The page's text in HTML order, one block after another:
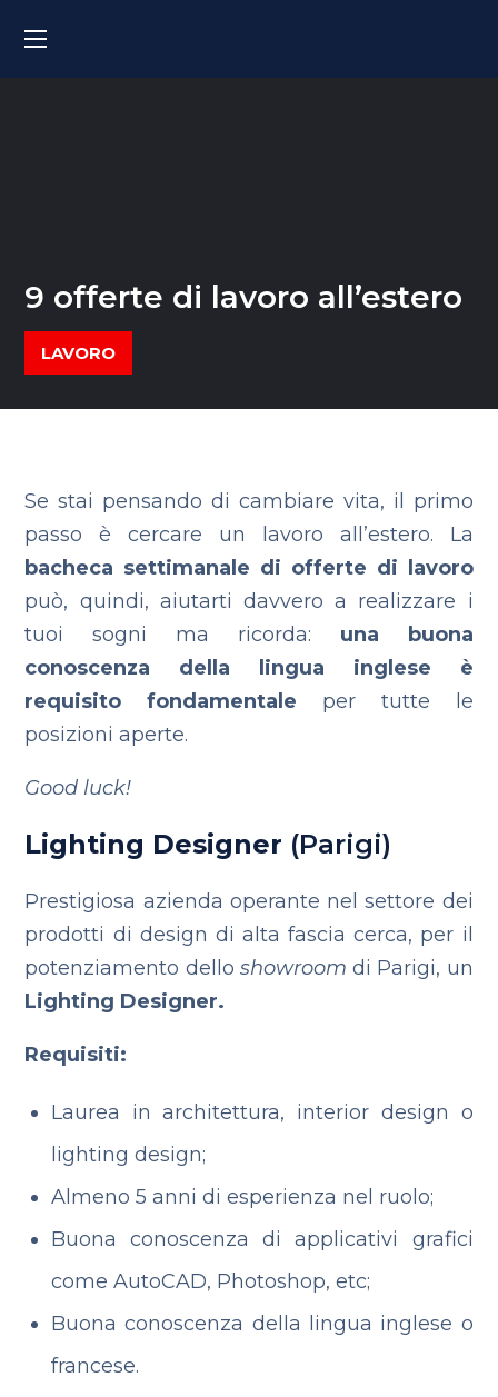
9 offerte di lavoro all’estero
LAVORO
Se stai pensando di cambiare vita, il primo
passo è cercare un lavoro all’estero. La
bacheca settimanale di offerte di lavoro
può, quindi, aiutarti davvero a realizzare i
tuoi sogni ma ricorda: una buona
conoscenza della lingua inglese è
requisito fondamentale per tutte le
posizioni aperte.
Good luck!
Lighting Designer (Parigi)
‪Prestigiosa azienda operante nel settore dei
prodotti di design di alta fascia cerca, per il
potenziamento dello showroom di Parigi, un
Lighting Designer.
Requisiti:
Laurea in architettura, interior design o
lighting design;
Almeno 5 anni di esperienza nel ruolo;
Buona conoscenza di applicativi grafici
come AutoCAD, Photoshop, etc;
Buona conoscenza della lingua inglese o
francese.